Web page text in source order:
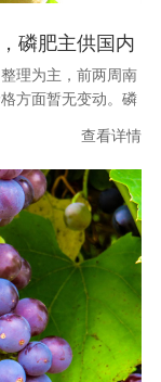
磷肥主供国内
3.13）
理为主，前两周南
方面暂无变动。磷
主，开工负荷维持
查看详情